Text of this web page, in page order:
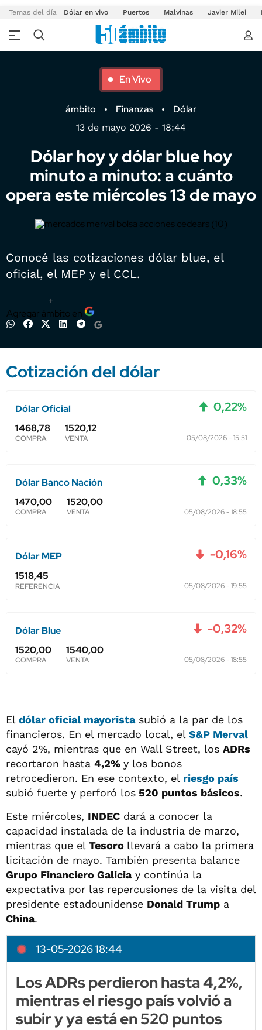
Temas del día Dólar en vivo Puertos Malvinas Javier Milei
En Vivo
ámbito Finanzas Dólar
13 de mayo 2026 - 18:44
Dólar hoy y dólar blue hoy
minuto a minuto: a cuánto
opera este miércoles 13 de mayo
Conocé las cotizaciones dólar blue, el
oficial, el MEP y el CCL.
+
Agregar ámbito en
El dólar oficial mayoristasubió a la par de los
financieros. En el mercado local, el S&P Merval
cayó 2%, mientras que en Wall Street, los ADRs
recortaron hasta 4,2% y los bonos
retrocedieron. En ese contexto, el riesgo país
subió fuerte y perforó los 520 puntos básicos.
Este miércoles, INDEC dará a conocer la
capacidad instalada de la industria de marzo,
mientras que el Tesoro llevará a cabo la primera
licitación de mayo. También presenta balance
Grupo Financiero Galiciay continúa la
expectativa por las repercusiones de la visita del
presidente estadounidense Donald Trump a
China.
13-05-2026 18:44
Los ADRs perdieron hasta 4,2%,
mientras el riesgo país volvió a
subir y ya está en 520 puntos